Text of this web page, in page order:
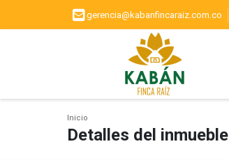
gerencia@kabanfincaraiz.com.co
Inicio
Detalles del inmueble